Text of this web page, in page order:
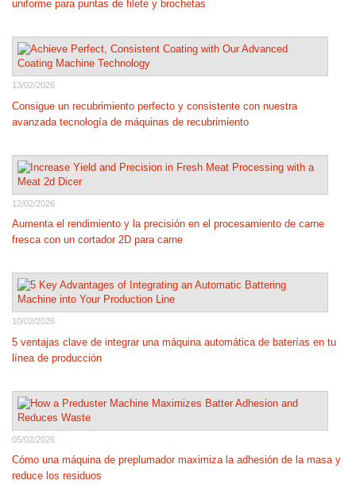
uniforme para puntas de filete y brochetas
13/02/2026
Consigue un recubrimiento perfecto y consistente con nuestra
avanzada tecnología de máquinas de recubrimiento
12/02/2026
Aumenta el rendimiento y la precisión en el procesamiento de carne
fresca con un cortador 2D para carne
10/02/2026
5 ventajas clave de integrar una máquina automática de baterías en tu
línea de producción
05/02/2026
Cómo una máquina de preplumador maximiza la adhesión de la masa y
reduce los residuos